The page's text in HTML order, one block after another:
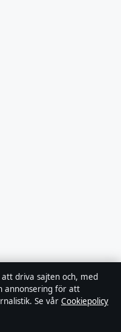
driva sajten och, med
annonsering för att
Se vår Cookiepolicy